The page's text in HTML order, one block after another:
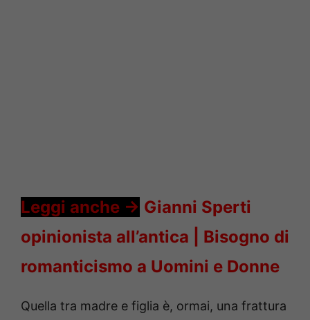
Leggi anche -> Gianni Sperti
opinionista all’antica | Bisogno di
romanticismo a Uomini e Donne
Quella tra madre e figlia è, ormai, una frattura